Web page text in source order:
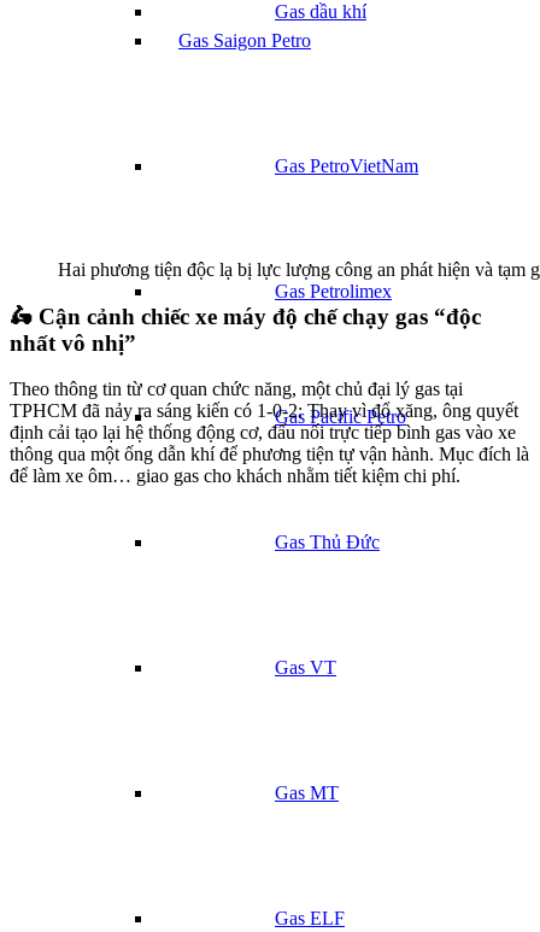
Gas dầu khí
Gas Saigon Petro
Gas PetroVietNam
Gas Petrolimex
Gas Pacific Petro
Gas Thủ Đức
Gas VT
Gas MT
Gas ELF
Hai phương tiện độc lạ bị lực lượng công an phát hiện và tạm
🛵 Cận cảnh chiếc xe máy độ chế chạy gas “độc
nhất vô nhị”
Theo thông tin từ cơ quan chức năng, một chủ đại lý gas tại
TPHCM đã nảy ra sáng kiến có 1-0-2: Thay vì đổ xăng, ông quyết
định cải tạo lại hệ thống động cơ, đấu nối trực tiếp bình gas vào xe
thông qua một ống dẫn khí để phương tiện tự vận hành. Mục đích là
để làm xe ôm… giao gas cho khách nhằm tiết kiệm chi phí.